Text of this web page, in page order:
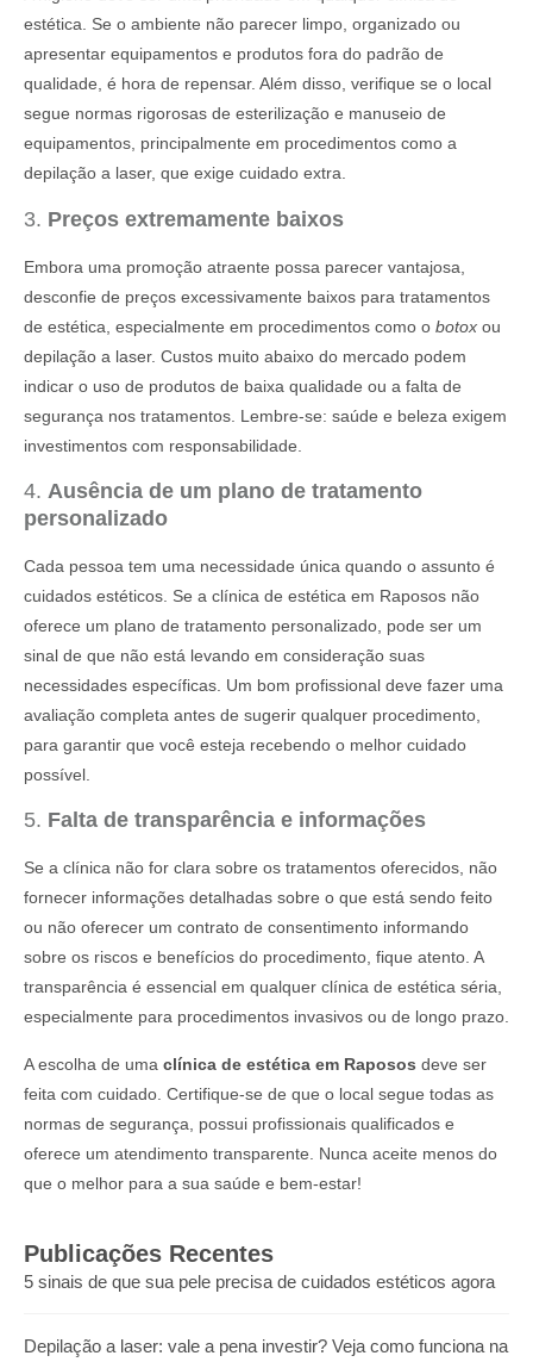
estética. Se o ambiente não parecer limpo, organizado ou
apresentar equipamentos e produtos fora do padrão de
qualidade, é hora de repensar. Além disso, verifique se o local
segue normas rigorosas de esterilização e manuseio de
equipamentos, principalmente em procedimentos como a
depilação a laser, que exige cuidado extra.
3. Preços extremamente baixos
Embora uma promoção atraente possa parecer vantajosa,
desconfie de preços excessivamente baixos para tratamentos
de estética, especialmente em procedimentos como o botox ou
depilação a laser. Custos muito abaixo do mercado podem
indicar o uso de produtos de baixa qualidade ou a falta de
segurança nos tratamentos. Lembre-se: saúde e beleza exigem
investimentos com responsabilidade.
4. Ausência de um plano de tratamento
personalizado
Cada pessoa tem uma necessidade única quando o assunto é
cuidados estéticos. Se a clínica de estética em Raposos não
oferece um plano de tratamento personalizado, pode ser um
sinal de que não está levando em consideração suas
necessidades específicas. Um bom profissional deve fazer uma
avaliação completa antes de sugerir qualquer procedimento,
para garantir que você esteja recebendo o melhor cuidado
possível.
5. Falta de transparência e informações
Se a clínica não for clara sobre os tratamentos oferecidos, não
fornecer informações detalhadas sobre o que está sendo feito
ou não oferecer um contrato de consentimento informando
sobre os riscos e benefícios do procedimento, fique atento. A
transparência é essencial em qualquer clínica de estética séria,
especialmente para procedimentos invasivos ou de longo prazo.
A escolha de uma clínica de estética em Raposos deve ser
feita com cuidado. Certifique-se de que o local segue todas as
normas de segurança, possui profissionais qualificados e
oferece um atendimento transparente. Nunca aceite menos do
que o melhor para a sua saúde e bem-estar!
Publicações Recentes
5 sinais de que sua pele precisa de cuidados estéticos agora
Depilação a laser: vale a pena investir? Veja como funciona na